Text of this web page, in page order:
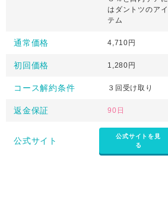
はダントツのアイ
テム
通常価格 4,710円
初回価格 1,280円
コース解約条件 ３回受け取り
返金保証 90日
公式サイト
公式サイトを見
る